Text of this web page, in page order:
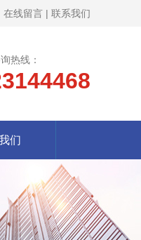
在线留言 | 联系我们
热线：
们